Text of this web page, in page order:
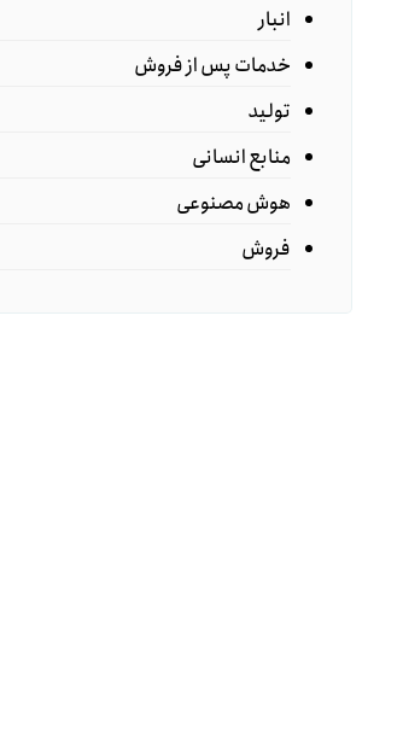
انبار
خدمات پس از فروش
تولید
منابع انسانی
هوش مصنوعی
فروش